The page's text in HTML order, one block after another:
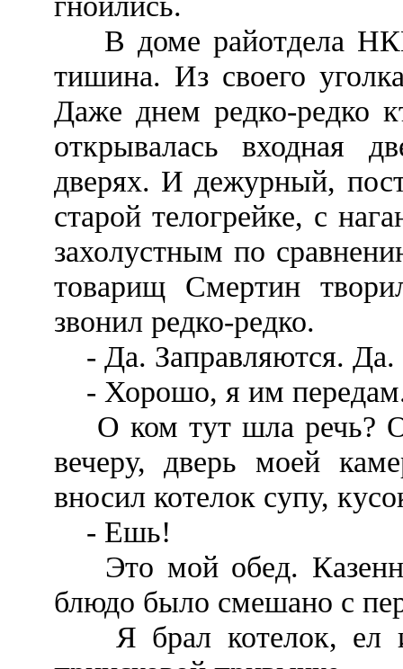
В доме райотдела
тишина. Из своего
Даже днем редко-редко
открывалась входная
дверях. И дежурный,
старой телогрейке, с
захолустным по
товарищ Смертин
звонил редко-редко.
- Да. Заправляются. Да.
- Хорошо, я им
О ком тут шла речь? О
вечеру, дверь моей
вносил котелок супу,
- Ешь!
Это мой обед.
блюдо было смешано с
Я брал котелок, ел и